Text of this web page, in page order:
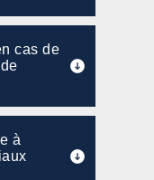
cas de
à